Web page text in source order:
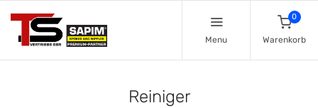
Menu
0
Warenkorb
Reiniger